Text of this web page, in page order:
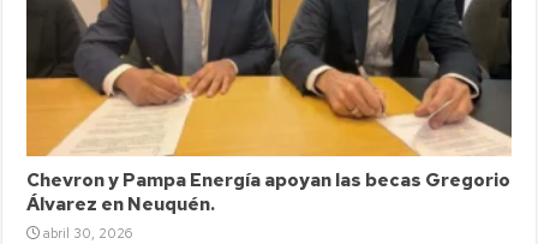
Chevron y Pampa Energía apoyan las becas Gregorio
Álvarez en Neuquén.
abril 30, 2026